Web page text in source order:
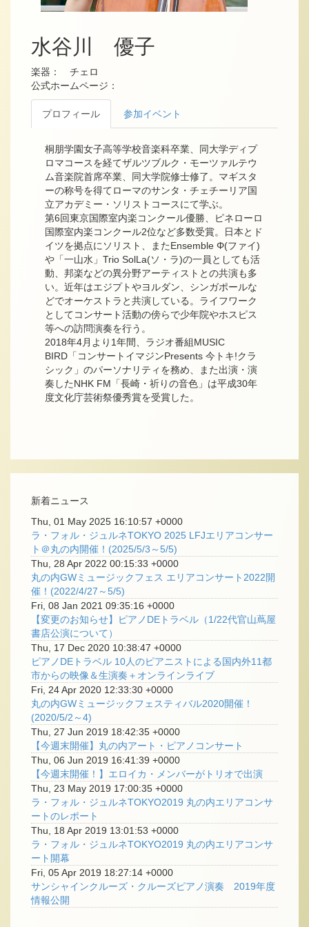
水谷川 優子
楽器： チェロ
公式ホームページ：
プロフィール 参加イベント
桐朋学園女子高等学校音楽科卒業、同大学ディプ
ロマコースを経てザルツブルク・モーツァルテウ
ム音楽院首席卒業、同大学院修士修了。マギスタ
ーの称号を得てローマのサンタ・チェチーリア国
立アカデミー・ソリストコースにて学ぶ。
第6回東京国際室内楽コンクール優勝、ピネローロ
国際室内楽コンクール2位など多数受賞。日本とド
イツを拠点にソリスト、またEnsemble Φ(ファイ)
や「一山水」Trio SolLa(ソ・ラ)の一員としても活
動、邦楽などの異分野アーティストとの共演も多
い。近年はエジプトやヨルダン、シンガポールな
どでオーケストラと共演している。ライフワーク
としてコンサート活動の傍らで少年院やホスピス
等への訪問演奏を行う。
2018年4月より1年間、ラジオ番組MUSIC
BIRD「コンサートイマジンPresents 今トキ!クラ
シック」のパーソナリティを務め、また出演・演
奏したNHK FM「長崎・祈りの音色」は平成30年
度文化庁芸術祭優秀賞を受賞した。
新着ニュース
Thu, 01 May 2025 16:10:57 +0000
ラ・フォル・ジュルネTOKYO 2025 LFJエリアコンサー
ト＠丸の内開催！(2025/5/3～5/5)
Thu, 28 Apr 2022 00:15:33 +0000
丸の内GWミュージックフェス エリアコンサート2022開
催！(2022/4/27～5/5)
Fri, 08 Jan 2021 09:35:16 +0000
【変更のお知らせ】ピアノDEトラベル（1/22代官山蔦屋
書店公演について）
Thu, 17 Dec 2020 10:38:47 +0000
ピアノDEトラベル 10人のピアニストによる国内外11都
市からの映像＆生演奏＋オンラインライブ
Fri, 24 Apr 2020 12:33:30 +0000
丸の内GWミュージックフェスティバル2020開催！
(2020/5/2～4)
Thu, 27 Jun 2019 18:42:35 +0000
【今週末開催】丸の内アート・ピアノコンサート
Thu, 06 Jun 2019 16:41:39 +0000
【今週末開催！】エロイカ・メンバーがトリオで出演
Thu, 23 May 2019 17:00:35 +0000
ラ・フォル・ジュルネTOKYO2019 丸の内エリアコンサ
ートのレポート
Thu, 18 Apr 2019 13:01:53 +0000
ラ・フォル・ジュルネTOKYO2019 丸の内エリアコンサ
ート開幕
Fri, 05 Apr 2019 18:27:14 +0000
サンシャインクルーズ・クルーズピアノ演奏 2019年度
情報公開